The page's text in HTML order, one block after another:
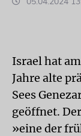
Israel hat
Jahre alte
Sees
geöffnet.
»eine der